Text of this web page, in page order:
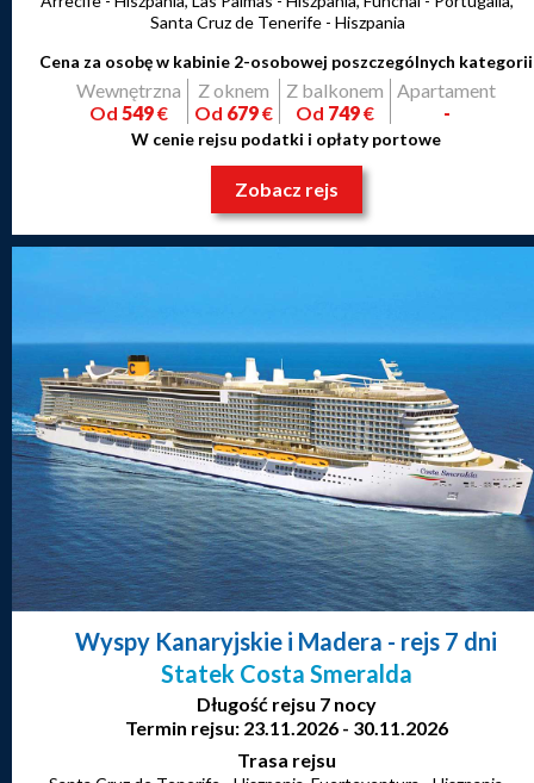
Santa Cruz de Tenerife - Hiszpania
Cena za osobę w kabinie 2-osobowej poszczególnych kategorii
Wewnętrzna
Od 549€
Z oknem
Od 679€
Z balkonem
Od 749€
Apartament
-
W cenie rejsu podatki i opłaty portowe
Zobacz rejs
Wyspy Kanaryjskie i Madera - rejs 7 dni
Statek Costa Smeralda
Długość rejsu 7 nocy
Termin rejsu: 23.11.2026 - 30.11.2026
Trasa rejsu